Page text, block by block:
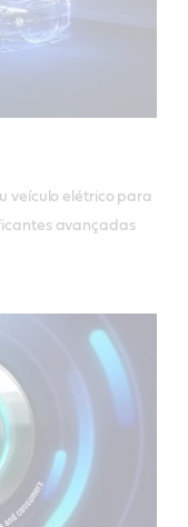
veículo elétrico para
avançadas